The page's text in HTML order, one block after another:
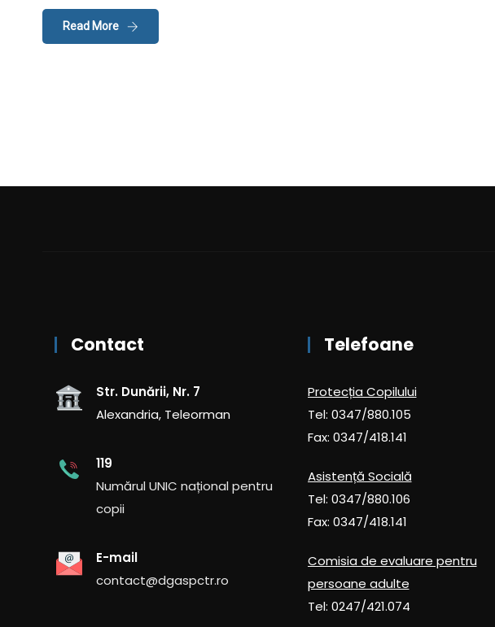
Read More
Contact
Str. Dunării, Nr. 7
Alexandria, Teleorman
119
Numărul UNIC național pentru
copii
E-mail
contact@dgaspctr.ro
Telefoane
Protecția Copilului
Tel: 0347/880.105
Fax: 0347/418.141
Asistență Socială
Tel: 0347/880.106
Fax: 0347/418.141
Comisia de evaluare pentru
persoane adulte
Tel: 0247/421.074